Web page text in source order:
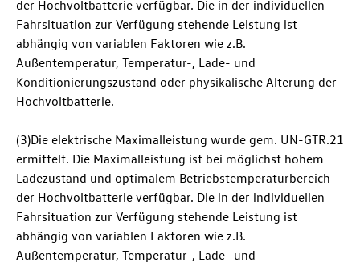
der Hochvoltbatterie verfügbar. Die in der individuellen
Fahrsituation zur Verfügung stehende Leistung ist
abhängig von variablen Faktoren wie z.B.
Außentemperatur, Temperatur-, Lade- und
Konditionierungszustand oder physikalische Alterung der
Hochvoltbatterie.
(3)Die elektrische Maximalleistung wurde gem. UN-GTR.21
ermittelt. Die Maximalleistung ist bei möglichst hohem
Ladezustand und optimalem Betriebstemperaturbereich
der Hochvoltbatterie verfügbar. Die in der individuellen
Fahrsituation zur Verfügung stehende Leistung ist
abhängig von variablen Faktoren wie z.B.
Außentemperatur, Temperatur-, Lade- und